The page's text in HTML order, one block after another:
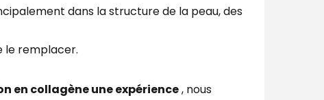
dans la structure de la peau, des
le remplacer.
en collagène une expérience, nous